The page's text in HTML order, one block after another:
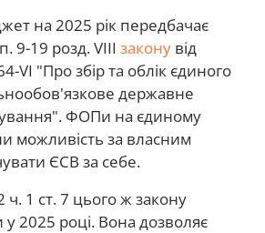
на 2025 рік передбачає
9-19 розд. VIII закону від
VI "Про збір та облік єдиного
державне
ФОПи на єдиному
можливість за власним
ЄСВ за себе.
1 ст. 7 цього ж закону
у 2025 році. Вона дозволяє